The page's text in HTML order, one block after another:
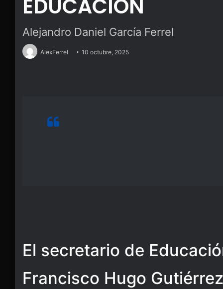
EDUCACIÓN
Alejandro Daniel García Ferrel
AlexFerrel 10 octubre, 2025
El secretario de
Francisco Hugo